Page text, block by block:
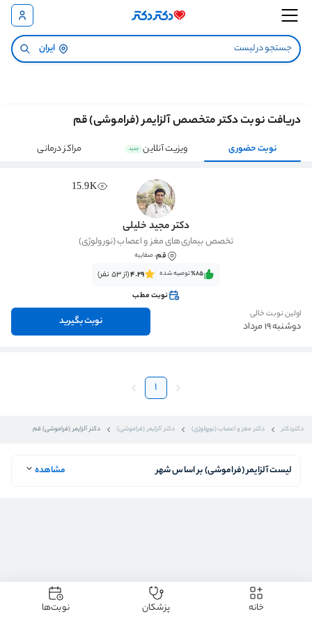
ایران
دکتردکتر دکتر مغز و اعصاب (نورولوژی) دکتر آلزایمر (فراموشی) دکتر آلزایمر (فراموشی) قم
دریافت نوبت دکتر متخصص آلزایمر (فراموشی) قم
نوبت حضوری ویزیت آنلاین جدید مراکز درمانی
15.9K
دکتر مجید خلیلی
تخصص بیماری‌های مغز و اعصاب (نورولوژی)
قم، صفاییه
٪85‌‌‌توصیه شده 4.29(از 53 نفر)
نوبت مطب
اولین نوبت خالی
دوشنبه 19 مرداد نوبت بگیرید
1
لیست آلزایمر (فراموشی) بر اساس شهر مشاهده
خانه پزشکان نوبت‌ها